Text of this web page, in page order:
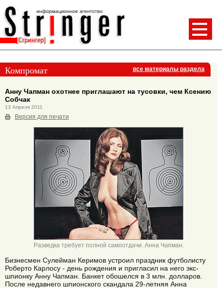
Компромат все материалы раздела
Анну Чапман охотнее приглашают на тусовки, чем Ксению
Собчак
13 Апреля 2011
Версия для печати
Разведка требует полной самоотдачи. Анна Чапман.
Бизнесмен Сулейман Керимов устроил праздник футболисту
Роберто Карлосу - день рождения и пригласил на него экс-
шпионку Анну Чапман. Банкет обошелся в 3 млн. долларов.
После недавнего шпионского скандала 29-летняя Анна